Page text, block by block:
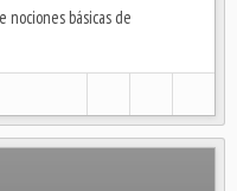
nociones básicas de